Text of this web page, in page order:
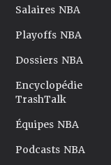
Salaires NBA
Playoffs NBA
Dossiers NBA
Encyclopédie
TrashTalk
Équipes NBA
Podcasts NBA